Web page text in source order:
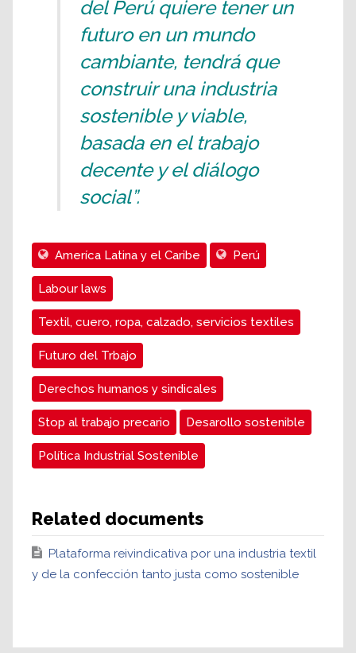
del Perú quiere tener un
futuro en un mundo
cambiante, tendrá que
construir una industria
sostenible y viable,
basada en el trabajo
decente y el diálogo
social”.
Ameríca Latina y el Caribe Perú
Labour laws
Textil, cuero, ropa, calzado, servicios textiles
Futuro del Trbajo
Derechos humanos y sindicales
Stop al trabajo precario Desarollo sostenible
Política Industrial Sostenible
Related documents
Plataforma reivindicativa por una industria textil
y de la confección tanto justa como sostenible